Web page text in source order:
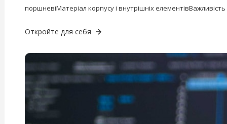
поршневіМатеріал корпусу і внутрішніх
Откройте для себя